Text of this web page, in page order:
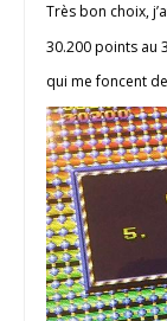
Très bon choix,
30.200 points au
qui me foncent